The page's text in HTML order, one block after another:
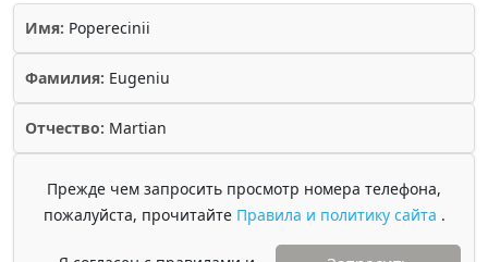
Имя: Poperecinii
Фамилия: Eugeniu
Отчество: Martian
Прежде чем запросить просмотр номера телефона,
пожалуйста, прочитайте Правила и политику сайта .